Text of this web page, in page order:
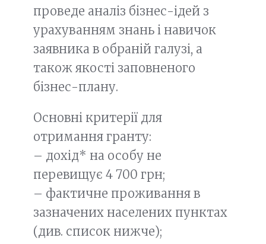
проведе аналіз бізнес-ідей з
урахуванням знань і навичок
заявника в обраній галузі, а
також якості заповненого
бізнес-плану.
Основні критерії для
отримання гранту:
– дохід* на особу не
перевищує 4 700 грн;
– фактичне проживання в
зазначених населених пунктах
(див. список нижче);